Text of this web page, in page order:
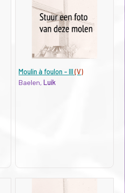
Moulin à foulon - III(V)
Baelen,Luik